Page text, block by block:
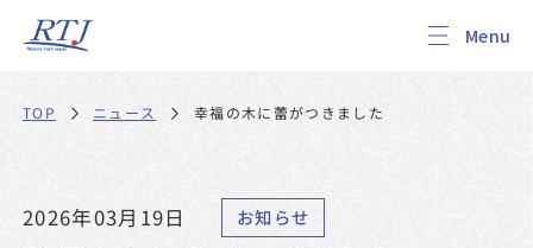
TOP ニュース 幸福の木に蕾がつきました
2026年03月19日 お知らせ